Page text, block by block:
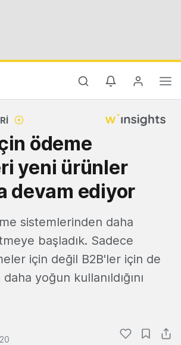
ödeme
yeni ürünler
devam ediyor
sistemlerinden daha
başladık. Sadece
için değil B2B'ler için de
yoğun kullanıldığını